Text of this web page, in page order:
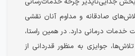
صادقانه و مداوم آنان نقشی
خدمات درمانی دارد. در همین راستا،
جوایزی به منظور قدردانی از